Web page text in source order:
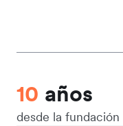
10 años
desde la